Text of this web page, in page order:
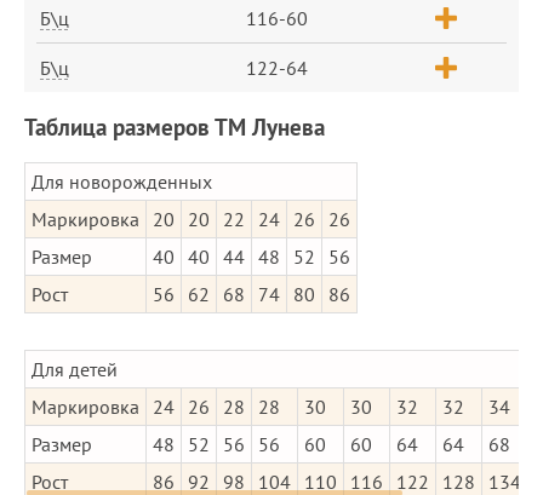
Б\ц 116-60
Б\ц 122-64
Таблица размеров ТМ Лунева
Для новорожденных
Маркировка
20 20 22 24 26
26
Размер
40 40 44 48 52
56
Рост
56 62 68 74 80 86
Для детей
Маркировка
24 26 28 28 30 30 32 32 34
Размер
48 52 56 56 60 60 64 64 68
Рост
86 92 98 104 110 116 122 128 134